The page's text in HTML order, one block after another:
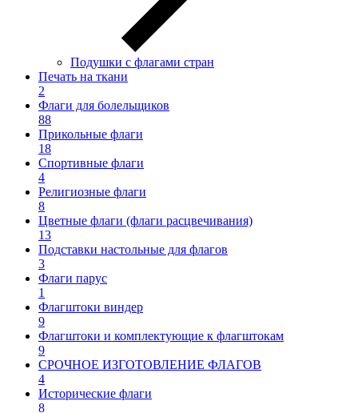
Подушки с флагами стран
Печать на ткани
2
Флаги для болельщиков
88
Прикольные флаги
18
Спортивные флаги
4
Религиозные флаги
8
Цветные флаги (флаги расцвечивания)
13
Подставки настольные для флагов
3
Флаги парус
1
Флагштоки виндер
9
Флагштоки и комплектующие к флагштокам
9
СРОЧНОЕ ИЗГОТОВЛЕНИЕ ФЛАГОВ
4
Исторические флаги
8